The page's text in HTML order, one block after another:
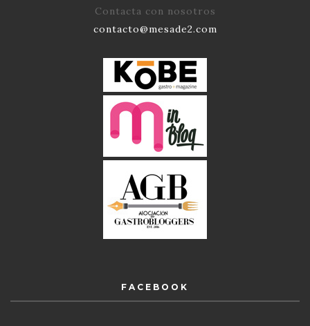
Contacta con nosotros
contacto@mesade2.com
FACEBOOK